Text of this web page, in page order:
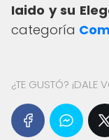
Iaido y su
categoría
¿TE GUSTÓ? ¡DALE